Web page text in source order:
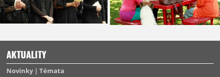
AKTUALITY
Novinky Témata